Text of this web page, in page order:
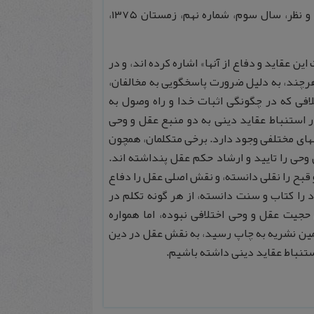
برنجکار، رضا، ” روش شناسی علم کلام (روش استنباط از متون دینی) “، نقد و نظر، سال سوم، شماره نهم، زمستان ۱۳۷۵،
عقايد و دفاع از آنها» اشاره كرده‏ اند، و در
به دليل ضرورت پاسخگويى به مخالفان،
كه در چگونگى اثبات خدا و راه وصول به
استنباط عقايد دينى به دو منبع عقل و وحى
مختلفى وجود دارد. برخى متكلمان، همچون
را تاييد و ارشاد حكم عقل پنداشته ‏اند.
را نقلى دانسته، و نقش اصلى عقل را دفاع
را كتاب و سنت دانسته، از هر گونه تكلم در
عقل و وحى اختلافى نبوده، اما همواره
نشريه به چاپ رسيد، به نقش عقل در دين
عقايد دينى داشته باشيم.